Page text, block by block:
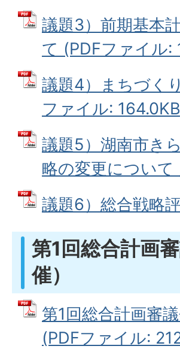
議題3）前期基本
て (PDFファイル:
議題4）まちづく
ファイル:
議題5）湖南市き
略の変更につい
議題6）総合戦略
第1回総合計画
催）
第1回総合計画審
(PDFファイル: